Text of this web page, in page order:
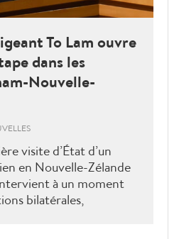
To Lam ouvre
dans les
Nouvelle-
visite d’État d’un
en Nouvelle-Zélande
à un moment
bilatérales,